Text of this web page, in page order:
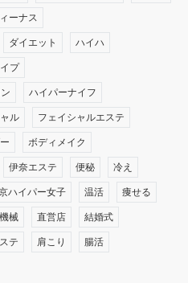
ーナス
ダイエット ハイハ
プ
ハイパーナイフ
ル フェイシャルエステ
ボディメイク
伊奈エステ 便秘 冷え
ハイパー女子 温活 痩せる
械 直営店 結婚式
テ 肩こり 腸活